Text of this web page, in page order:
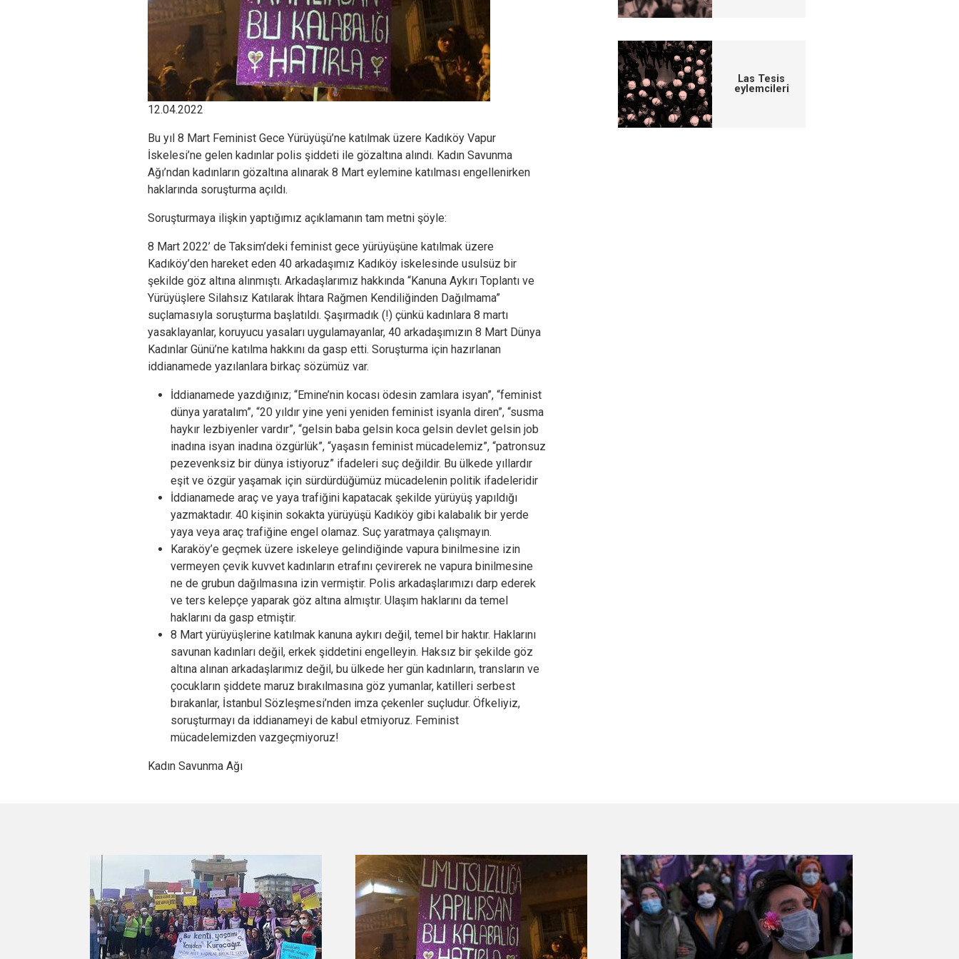
12.04.2022
Bu yıl 8 Mart Feminist Gece Yürüyüşü’ne katılmak üzere Kadıköy Vapur
İskelesi’ne gelen kadınlar polis şiddeti ile gözaltına alındı. Kadın Savunma
Ağı’ndan kadınların gözaltına alınarak 8 Mart eylemine katılması engellenirken
haklarında soruşturma açıldı.
Soruşturmaya ilişkin yaptığımız açıklamanın tam metni şöyle:
8 Mart 2022’ de Taksim’deki feminist gece yürüyüşüne katılmak üzere
Kadıköy’den hareket eden 40 arkadaşımız Kadıköy iskelesinde usulsüz bir
şekilde göz altına alınmıştı. Arkadaşlarımız hakkında “Kanuna Aykırı Toplantı ve
Yürüyüşlere Silahsız Katılarak İhtara Rağmen Kendiliğinden Dağılmama”
suçlamasıyla soruşturma başlatıldı. Şaşırmadık (!) çünkü kadınlara 8 martı
yasaklayanlar, koruyucu yasaları uygulamayanlar, 40 arkadaşımızın 8 Mart Dünya
Kadınlar Günü’ne katılma hakkını da gasp etti. Soruşturma için hazırlanan
iddianamede yazılanlara birkaç sözümüz var.
İddianamede yazdığınız; “Emine’nin kocası ödesin zamlara isyan”, “feminist
dünya yaratalım”, “20 yıldır yine yeni yeniden feminist isyanla diren”, “susma
haykır lezbiyenler vardır”, “gelsin baba gelsin koca gelsin devlet gelsin job
inadına isyan inadına özgürlük”, “yaşasın feminist mücadelemiz”, “patronsuz
pezevenksiz bir dünya istiyoruz” ifadeleri suç değildir. Bu ülkede yıllardır
eşit ve özgür yaşamak için sürdürdüğümüz mücadelenin politik ifadeleridir
İddianamede araç ve yaya trafiğini kapatacak şekilde yürüyüş yapıldığı
yazmaktadır. 40 kişinin sokakta yürüyüşü Kadıköy gibi kalabalık bir yerde
yaya veya araç trafiğine engel olamaz. Suç yaratmaya çalışmayın.
Karaköy’e geçmek üzere iskeleye gelindiğinde vapura binilmesine izin
vermeyen çevik kuvvet kadınların etrafını çevirerek ne vapura binilmesine
ne de grubun dağılmasına izin vermiştir. Polis arkadaşlarımızı darp ederek
ve ters kelepçe yaparak göz altına almıştır. Ulaşım haklarını da temel
haklarını da gasp etmiştir.
8 Mart yürüyüşlerine katılmak kanuna aykırı değil, temel bir haktır. Haklarını
savunan kadınları değil, erkek şiddetini engelleyin. Haksız bir şekilde göz
altına alınan arkadaşlarımız değil, bu ülkede her gün kadınların, transların ve
çocukların şiddete maruz bırakılmasına göz yumanlar, katilleri serbest
bırakanlar, İstanbul Sözleşmesi’nden imza çekenler suçludur. Öfkeliyiz,
soruşturmayı da iddianameyi de kabul etmiyoruz. Feminist
mücadelemizden vazgeçmiyoruz!
Kadın Savunma Ağı
Las Tesis
eylemcileri